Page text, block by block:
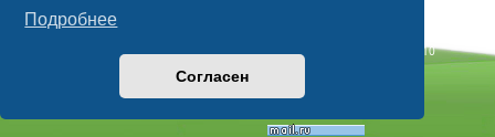
Подробнее
Согласен
Time: 0.051s| Peak Memory Usage: 2.15 МБ | GZIP: Off |
Queries: 10
© phpBB Guru, 2004—2026
Powered by
Style byArtodia